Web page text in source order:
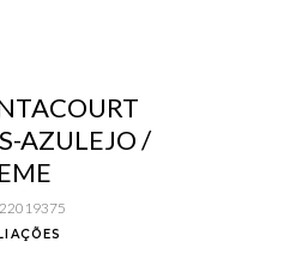
AZULEJO /